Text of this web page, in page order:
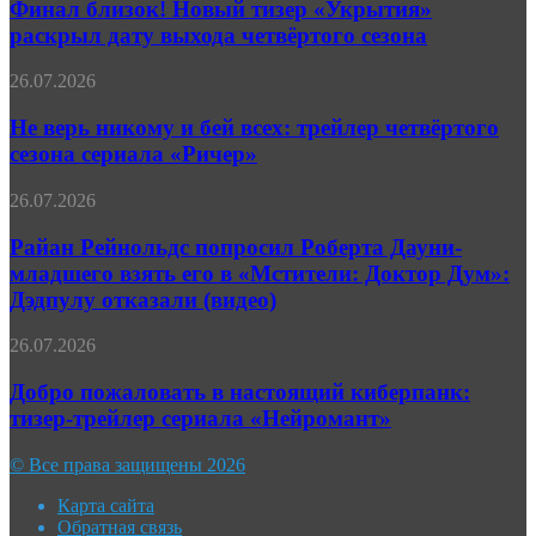
трейлер
Новый
тизер
«Укрытия»
дату
четвёртого
сезона
Финал близок! Новый тизер «Укрытия»
раскрыл дату выхода четвёртого сезона
Не
никому
и
бей
трейлер
сезона
сериала
«Ричер»
26.07.2026
Не верь никому и бей всех: трейлер четвёртого
сезона сериала «Ричер»
Райан
попросил
Роберта
Дауни-
младшего
его
«Мстители:
Доктор
Дум»:
Дэдпулу
отказали
(видео)
26.07.2026
Райан Рейнольдс попросил Роберта Дауни-
младшего взять его в «Мстители: Доктор Дум»:
Дэдпулу отказали (видео)
Добро
в
настоящий
киберпанк:
трейлер
сериала
«Нейромант»
26.07.2026
Добро пожаловать в настоящий киберпанк:
тизер-трейлер сериала «Нейромант»
© Все права защищены 2026
Карта сайта
Обратная связь